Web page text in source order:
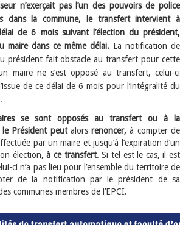
n’exerçait pas l’un des pouvoirs de police
dans la commune, le transfert intervient à
de 6 mois suivant l’élection du président,
maire dans ce même délai. La notification de
président fait obstacle au transfert pour cette
maire ne s’est opposé au transfert, celui-ci
de ce délai de 6 mois pour l’intégralité du
se sont opposés au transfert ou à la
le Président peut alorsrenoncer,à compter de
par un maire et jusqu’à l’expiration d’un
élection, à ce transfert. Si tel est le cas, il est
ci n’a pas lieu pour l’ensemble du territoire de
de la notification par le président de sa
communes membres de l’EPCI.